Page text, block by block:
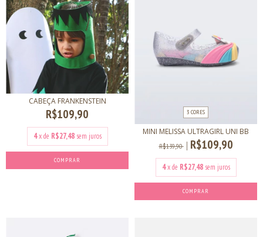
CABEÇA FRANKENSTEIN
R$109,90
4 x de R$27,48 sem juros
3 CORES
MINI MELISSA ULTRAGIRL UNI BB
R$139,90 R$109,90
4 x de R$27,48 sem juros
COMPRAR